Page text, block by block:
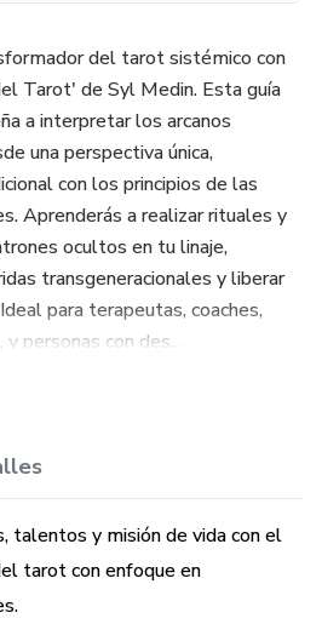
del tarot sistémico con
Tarot' de Syl Medin. Esta guía
a interpretar los arcanos
una perspectiva única,
con los principios de las
Aprenderás a realizar rituales y
ocultos en tu linaje,
transgeneracionales y liberar
para terapeutas, coaches,
personas con des...
talentos y misión de vida con el
tarot con enfoque en